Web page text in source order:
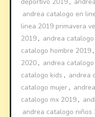
andrea catalogo en
linea 2019 primavera
2019 , andrea
catalogo hombre 2019 ,
2020 , andrea
catalogo kids , andrea
catalogo mujer ,
catalogo mx 2019 ,
andrea catalogo niños